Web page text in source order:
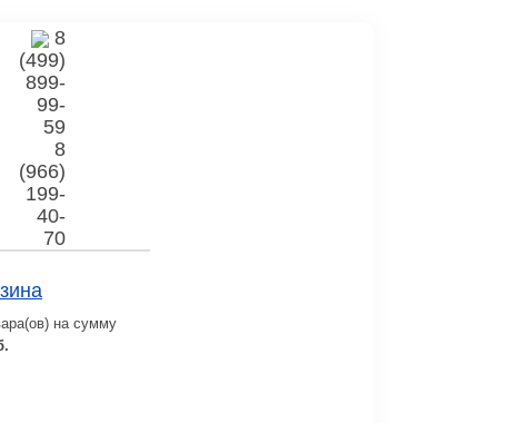
8
(499)
899-
99-
59
8
(966)
199-
40-
70
на сумму